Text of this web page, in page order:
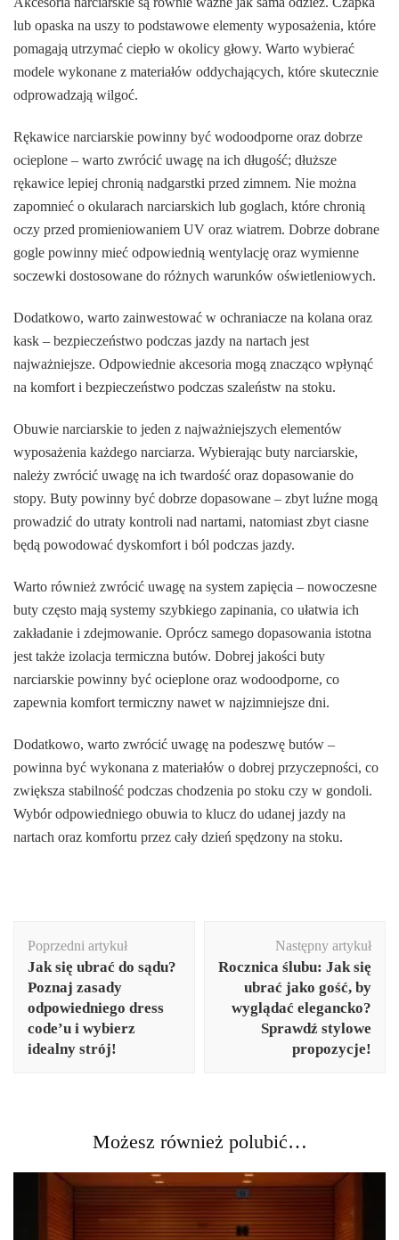
lub opaska na uszy to podstawowe elementy wyposażenia, które
pomagają utrzymać ciepło w okolicy głowy. Warto wybierać
modele wykonane z materiałów oddychających, które skutecznie
odprowadzają wilgoć.
Rękawice narciarskie powinny być wodoodporne oraz dobrze
ocieplone – warto zwrócić uwagę na ich długość; dłuższe
rękawice lepiej chronią nadgarstki przed zimnem. Nie można
zapomnieć o okularach narciarskich lub goglach, które chronią
oczy przed promieniowaniem UV oraz wiatrem. Dobrze dobrane
gogle powinny mieć odpowiednią wentylację oraz wymienne
soczewki dostosowane do różnych warunków oświetleniowych.
Dodatkowo, warto zainwestować w ochraniacze na kolana oraz
kask – bezpieczeństwo podczas jazdy na nartach jest
najważniejsze. Odpowiednie akcesoria mogą znacząco wpłynąć
na komfort i bezpieczeństwo podczas szaleństw na stoku.
Obuwie narciarskie to jeden z najważniejszych elementów
wyposażenia każdego narciarza. Wybierając buty narciarskie,
należy zwrócić uwagę na ich twardość oraz dopasowanie do
stopy. Buty powinny być dobrze dopasowane – zbyt luźne mogą
prowadzić do utraty kontroli nad nartami, natomiast zbyt ciasne
będą powodować dyskomfort i ból podczas jazdy.
Warto również zwrócić uwagę na system zapięcia – nowoczesne
buty często mają systemy szybkiego zapinania, co ułatwia ich
zakładanie i zdejmowanie. Oprócz samego dopasowania istotna
jest także izolacja termiczna butów. Dobrej jakości buty
narciarskie powinny być ocieplone oraz wodoodporne, co
zapewnia komfort termiczny nawet w najzimniejsze dni.
Dodatkowo, warto zwrócić uwagę na podeszwę butów –
powinna być wykonana z materiałów o dobrej przyczepności, co
zwiększa stabilność podczas chodzenia po stoku czy w gondoli.
Wybór odpowiedniego obuwia to klucz do udanej jazdy na
nartach oraz komfortu przez cały dzień spędzony na stoku.
wpisu
Poprzedni artykuł
Jak się ubrać do sądu?
Poznaj zasady
odpowiedniego dress
code’u i wybierz
idealny strój!
Następny artykuł
Rocznica ślubu: Jak się
ubrać jako gość, by
wyglądać elegancko?
Sprawdź stylowe
propozycje!
Możesz również polubić…